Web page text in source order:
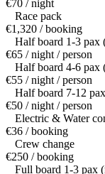
€70 / night
Race pack
€1,320 / booking
Half board 1-3 pax
€65 / night / person
Half board 4-6 pax
€55 / night / person
Half board 7-12
€50 / night / person
Electric & Water
€36 / booking
Crew change
€250 / booking
Full board 1-3 pax